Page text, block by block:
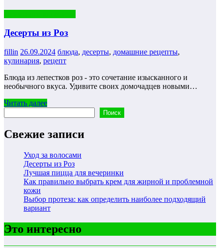
Десерты из Роз
fillin 26.09.2024 блюда, десерты, домашние рецепты,
кулинария, рецепт
Блюда из лепестков роз - это сочетание изысканного и
необычного вкуса. Удивите своих домочадцев новыми…
Читать далее
Поиск
Свежие записи
Уход за волосами
Десерты из Роз
Лучшая пицца для вечеринки
Как правильно выбрать крем для жирной и проблемной
кожи
Выбор протеза: как определить наиболее подходящий
вариант
Это интересно